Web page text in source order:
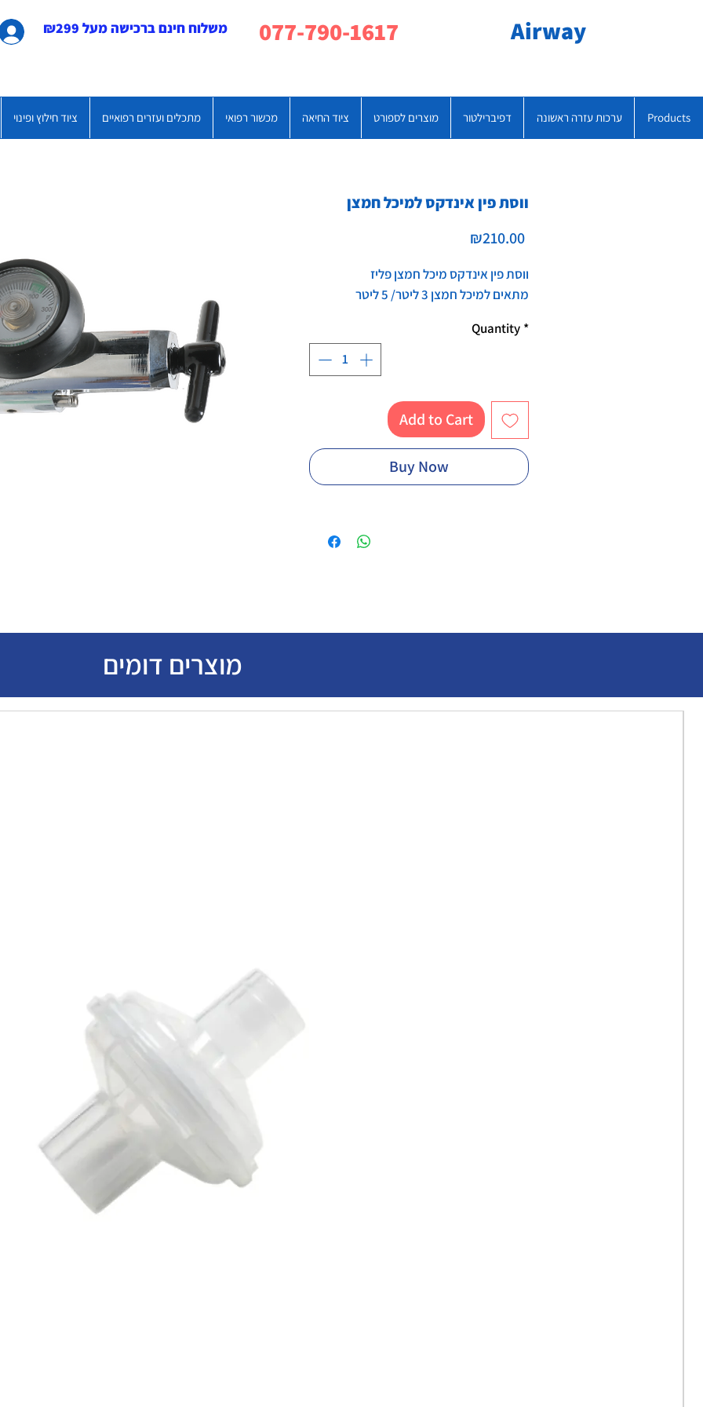
משלוח חינם ברכישה מעל ₪299 Airway
Products ערכות עזרה ראשונה דפיברילטור מוצרים לספורט ציוד החיאה מכשור רפואי מתכלים ועזרים רפואיים ציוד חילוץ ופינוי
ווסת פין אינדקס למיכל חמצן
₪210.00Price
ווסת פין אינדקס מיכל חמצן פליז
מתאים למיכל חמצן 3 ליטר/ 5 ליטר
Quantity *
Add to Cart
Buy Now
מוצרים דומים